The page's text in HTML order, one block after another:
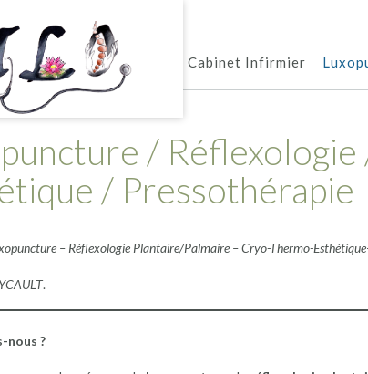
Cabinet Infirmier
/
/ Pressothérapie
– Réflexologie Plantaire/Palmaire – Cryo-Thermo-Esthétique
.
nous ?